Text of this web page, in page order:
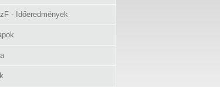
- Időeredmények